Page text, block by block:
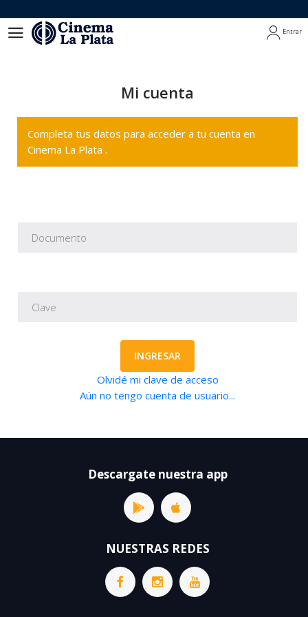
Entrar
Mi cuenta
Completa tus datos para acceder a tu cuenta en
Cinema La Plata .
INGRESAR
Olvidé mi clave de acceso
Aún no tengo cuenta de usuario...
Descargate nuestra app
NUESTRAS REDES